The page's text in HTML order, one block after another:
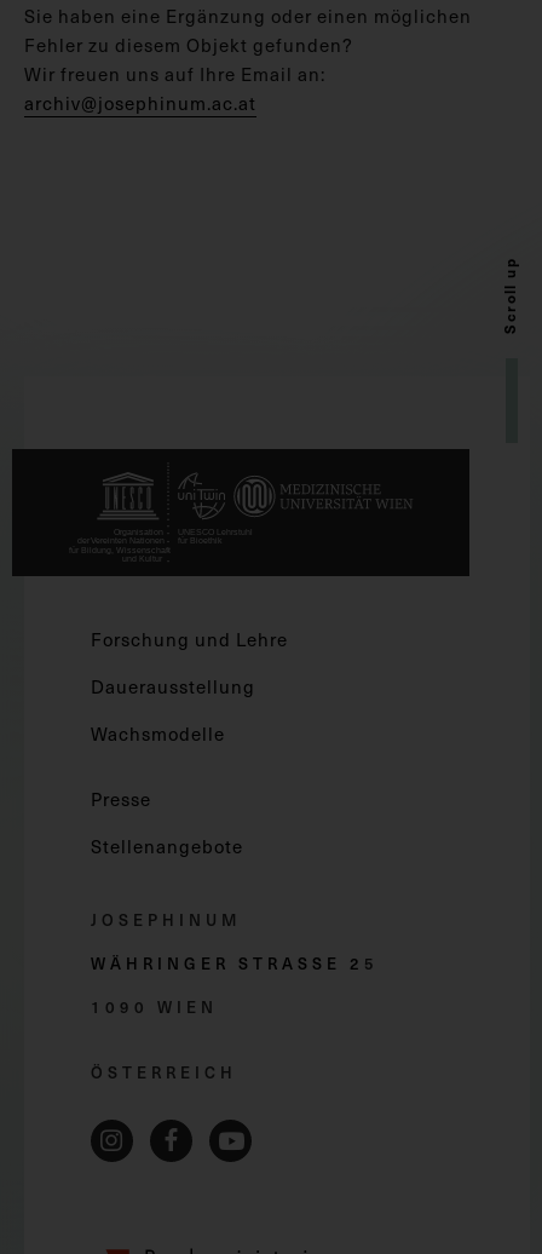
Sie haben eine Ergänzung oder einen möglichen
Fehler zu diesem Objekt gefunden?
Wir freuen uns auf Ihre Email an:
archiv@josephinum.ac.at
Scroll up
Forschung und Lehre
Dauerausstellung
Wachsmodelle
Presse
Stellenangebote
JOSEPHINUM
WÄHRINGER STRASSE 2 5
1090 WIEN
ÖSTERREICH